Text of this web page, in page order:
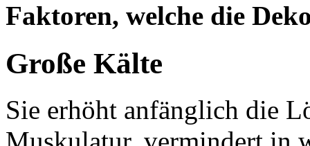
Faktoren, welche die
Große Kälte
Sie erhöht anfänglich die